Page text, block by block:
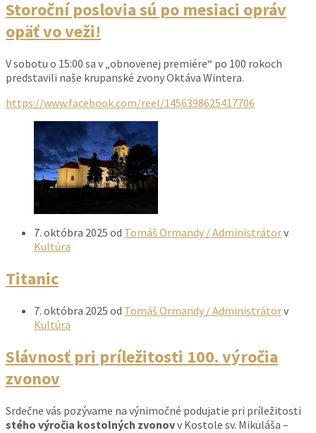
Storoční poslovia sú po mesiaci opráv
opäť vo veži!
V sobotu o 15:00 sa v „obnovenej premiére“ po 100 rokoch
predstavili naše krupanské zvony Oktáva Wintera.
https://www.facebook.com/reel/1456398625417706
7. októbra 2025 od Tomáš Ormandy / Administrátorv
Kultúra
Titanic
7. októbra 2025 od Tomáš Ormandy / Administrátorv
Kultúra
Slávnosť pri príležitosti 100. výročia
zvonov
Srdečne vás pozývame na výnimočné podujatie pri príležitosti
stého výročia kostolných zvonovv Kostole sv. Mikuláša –